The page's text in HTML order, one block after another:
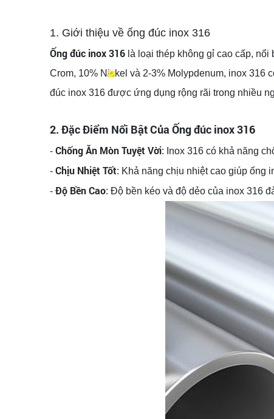
1. Giới thiệu về ống đúc inox 316
Ống đúc inox 316 là loại thép không gỉ cao cấp,
Crom, 10% Nickel và 2-3% Molypdenum, inox 316
đúc inox 316 được ứng dụng rộng rãi trong nhiều
2. Đặc Điểm Nổi Bật Của Ống đúc inox 316
- Chống Ăn Mòn Tuyệt Vời: Inox 316 có khả năng
- Chịu Nhiệt Tốt: Khả năng chịu nhiệt cao giúp ống
- Độ Bền Cao: Độ bền kéo và độ dẻo của inox 316